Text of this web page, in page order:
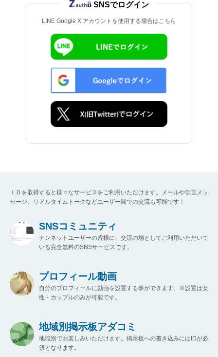
LINE Google X アカウントを使用する場合はこちら
SNSでログイン
ＩＤを取得すると様々なサービスをご利用いただけます。メールや伝言メッ
セージ、リアルタイムトークなどユーザー間での交流も可能です！
SNSコミュニティ
ナンネットユーザーの皆様に、交流の場としてご利用いただいて
いる完全無料のSNSサービスです。
プロフィール動画
自分のプロフィールに動画を設置する事ができます。※設置は女
性・カップルのみが可能です。
地域別掲示板アダコミ
地域別でお楽しみいただけます。掲示板への書き込みにはIDが必
須となります。